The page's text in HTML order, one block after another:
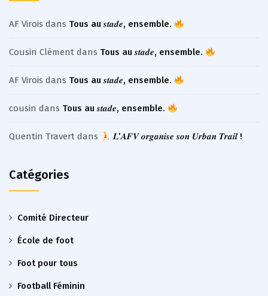
AF Virois dans Tous au 𝒔𝒕𝒂𝒅𝒆, ensemble.
Cousin Clément dans Tous au 𝒔𝒕𝒂𝒅𝒆, ensemble.
AF Virois dans Tous au 𝒔𝒕𝒂𝒅𝒆, ensemble.
cousin dans Tous au 𝒔𝒕𝒂𝒅𝒆, ensemble.
Quentin Travert dans 𝑳’𝑨𝑭𝑽 𝒐𝒓𝒈𝒂𝒏𝒊𝒔𝒆 𝒔𝒐𝒏 𝑼𝒓𝒃𝒂𝒏 𝑻𝒓𝒂𝒊𝒍 !
Catégories
Comité Directeur
École de foot
Foot pour tous
Football Féminin